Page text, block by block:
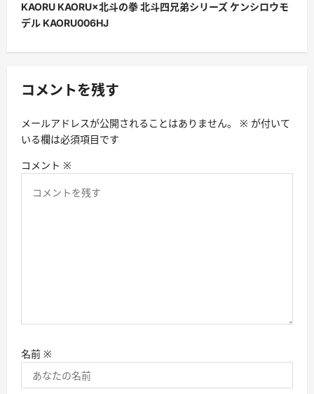
ビ
ゲ
ー
ョ
ン
KAORU KAORU×北斗の拳 北斗四兄弟シリーズ ケンシロウモ
デル KAORU006HJ
コメントを残す
メールアドレスが公開されることはありません。 ※ が付いて
いる欄は必須項目です
コメント ※
名前 ※